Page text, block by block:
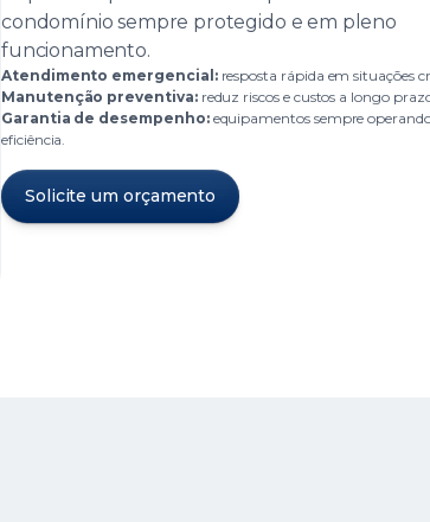
condomínio sempre protegido e em pleno
funcionamento.
Atendimento emergencial:resposta rápida em situações
Manutenção preventiva:reduz riscos e custos a longo
Garantia de desempenho:equipamentos sempre
eficiência.
Solicite um orçamento